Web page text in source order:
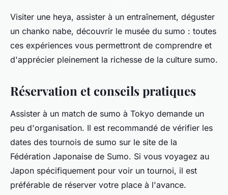
Visiter une heya, assister à un entraînement, déguster
un chanko nabe, découvrir le musée du sumo : toutes
ces expériences vous permettront de comprendre et
d'apprécier pleinement la richesse de la culture sumo.
Réservation et conseils pratiques
Assister à un match de sumo à Tokyo demande un
peu d'organisation. Il est recommandé de vérifier les
dates des tournois de sumo sur le site de la
Fédération Japonaise de Sumo. Si vous voyagez au
Japon spécifiquement pour voir un tournoi, il est
préférable de réserver votre place à l'avance.